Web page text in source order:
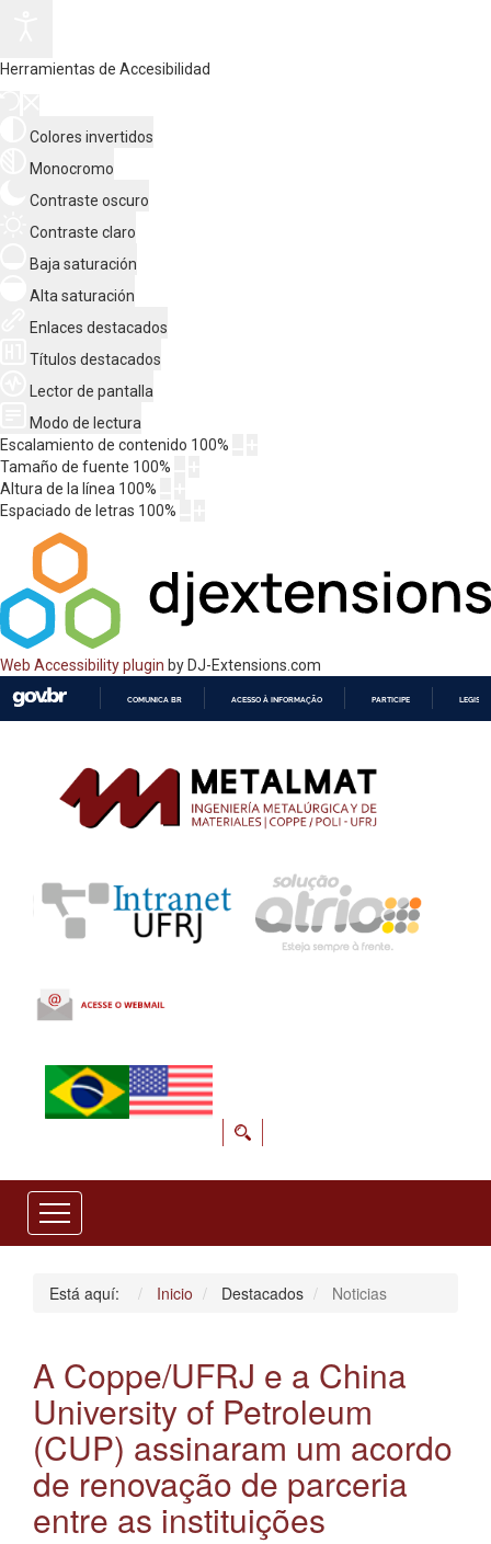
Herramientas de Accesibilidad
Colores invertidos
Monocromo
Contraste oscuro
Contraste claro
Baja saturación
Alta saturación
Enlaces destacados
Títulos destacados
Lector de pantalla
Modo de lectura
Escalamiento de contenido 100%
Tamaño de fuente 100%
Altura de la línea 100%
Espaciado de letras 100%
Web Accessibility plugin by DJ-Extensions.com
CONTEÚDO
COMUNICA BR ACESSO À INFORMAÇÃO PARTICIPE
Está aquí: Inicio Destacados Noticias
A Coppe/UFRJ e a China
University of Petroleum
(CUP) assinaram um acordo
de renovação de parceria
entre as instituições